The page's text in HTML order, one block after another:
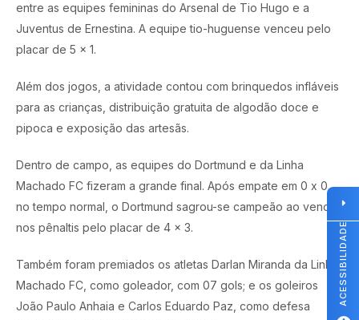
entre as equipes femininas do Arsenal de Tio Hugo e a
Juventus de Ernestina. A equipe tio-huguense venceu pelo
placar de 5 x 1.
Além dos jogos, a atividade contou com brinquedos infláveis
para as crianças, distribuição gratuita de algodão doce e
pipoca e exposição das artesãs.
Dentro de campo, as equipes do Dortmund e da Linha
Machado FC fizeram a grande final. Após empate em 0 x 0
no tempo normal, o Dortmund sagrou-se campeão ao vencer
nos pênaltis pelo placar de 4 x 3.
Também foram premiados os atletas Darlan Miranda da Linha
Machado FC, como goleador, com 07 gols; e os goleiros
João Paulo Anhaia e Carlos Eduardo Paz, como defesa
ACESSIBILIDADE